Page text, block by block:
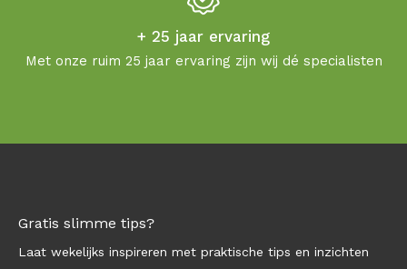
+ 25 jaar ervaring
Met onze ruim 25 jaar ervaring zijn wij dé specialisten
Gratis slimme tips?
Laat wekelijks inspireren met praktische tips en inzichten